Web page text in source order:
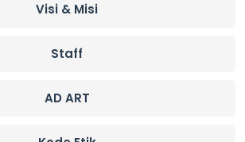
Visi & Misi
Staff
AD ART